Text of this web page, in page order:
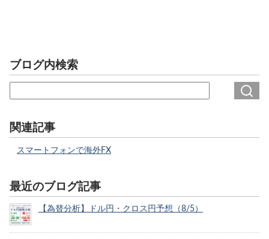
ブログ内検索
関連記事
スマートフォンで海外FX
最近のブログ記事
【為替分析】ドル円・クロス円予想（8/5）